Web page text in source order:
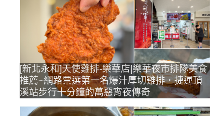
[新北永和]天使雞排-樂華店|樂華夜市排隊美食
推薦~網路票選第一名爆汁厚切雞排．捷運頂
溪站步行十分鐘的萬惡宵夜傳奇